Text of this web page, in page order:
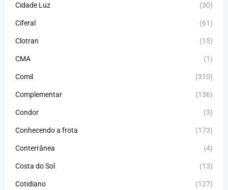
Cidade Luz (30)
Ciferal (61)
Clotran (15)
CMA (1)
Comil (310)
Complementar (136)
Condor (3)
Conhecendo a frota (173)
Conterrânea (4)
Costa do Sol (13)
Cotidiano (127)